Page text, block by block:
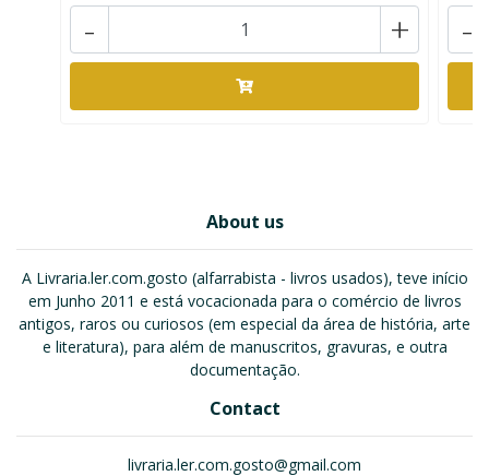
+
- -
About us
A Livraria.ler.com.gosto (alfarrabista - livros usados), teve início
em Junho 2011 e está vocacionada para o comércio de livros
antigos, raros ou curiosos (em especial da área de história, arte
e literatura), para além de manuscritos, gravuras, e outra
documentação.
Contact
livraria.ler.com.gosto@gmail.com